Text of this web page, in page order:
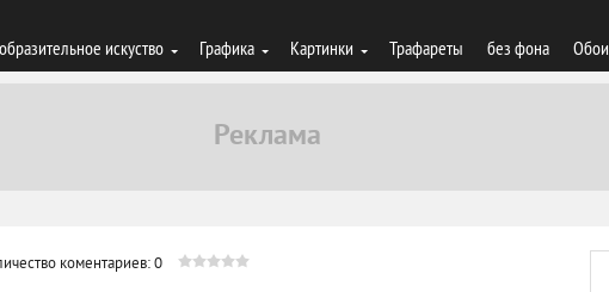
искуство Графика Картинки Трафареты без фона Обои
коментариев: 0